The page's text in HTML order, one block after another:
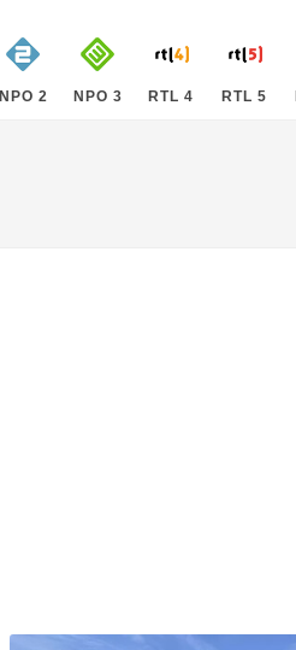
NPO 2 NPO 3 RTL 4 RTL 5